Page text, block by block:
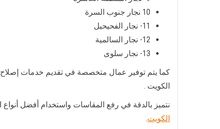
10 نجار جنوب السرة
11- نجار الفحيحيل
12- نجار السالمية
13- نجار سلوى
كما يتم توفير عمال متخصصة في تقديم خدمات
الكويت .
نتميز بالدقة في رفع المقاسات واستخدام أفضل أنواع
الكويت.